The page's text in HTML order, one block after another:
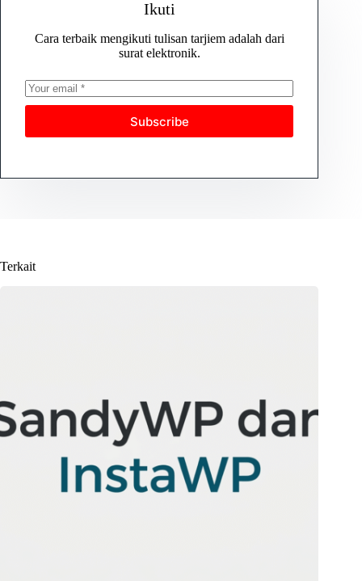
Ikuti
Cara terbaik mengikuti tulisan tarjiem adalah dari
surat elektronik.
Subscribe
Terkait